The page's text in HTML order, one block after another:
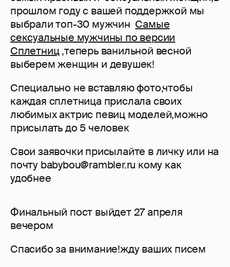
прошлом году с вашей поддержкой мы
выбрали топ-30 мужчин Самые
сексуальные мужчины по версии
Сплетниц,теперь ванильной весной
выберем женщин и девушек!
Специально не вставляю фото,чтобы
каждая сплетница прислала своих
любимых актрис певиц моделей,можно
присылать до 5 человек
Свои заявочки присылайте в личку или на
почту babybou@rambler.ru кому как
удобнее
Финальный пост выйдет 27 апреля
вечером
Спасибо за внимание!жду ваших писем